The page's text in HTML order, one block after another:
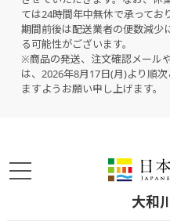
ては24時間年中無休で承ってお
期間前後は配送業者の便数減少
る可能性がございます。
※商品の発送、注文確認メール
は、2026年8月17日(月)より順
ますようお願い申し上げます。
大和